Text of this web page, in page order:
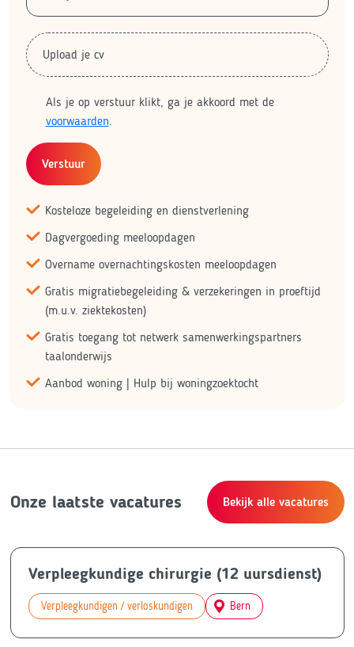
Upload je cv
Als je op verstuur klikt, ga je akkoord met de
voorwaarden.
Verstuur
Kosteloze begeleiding en dienstverlening
Dagvergoeding meeloopdagen
Overname overnachtingskosten meeloopdagen
Gratis migratiebegeleiding & verzekeringen in proeftijd
(m.u.v. ziektekosten)
Gratis toegang tot netwerk samenwerkingspartners
taalonderwijs
Aanbod woning | Hulp bij woningzoektocht
Onze laatste vacatures Bekijk alle vacatures
Verpleegkundige chirurgie (12 uursdienst)
Verpleegkundigen / verloskundigen Bern